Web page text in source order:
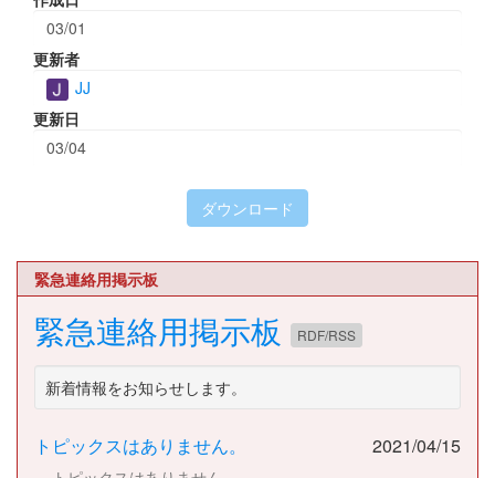
03/01
更新者
JJ
更新日
03/04
ダウンロード
緊急連絡用掲示板
緊急連絡用掲示板 RDF/RSS
新着情報をお知らせします。
トピックスはありません。 2021/04/15